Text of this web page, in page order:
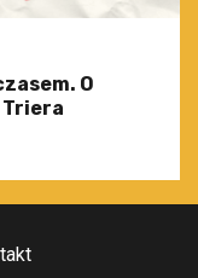
O